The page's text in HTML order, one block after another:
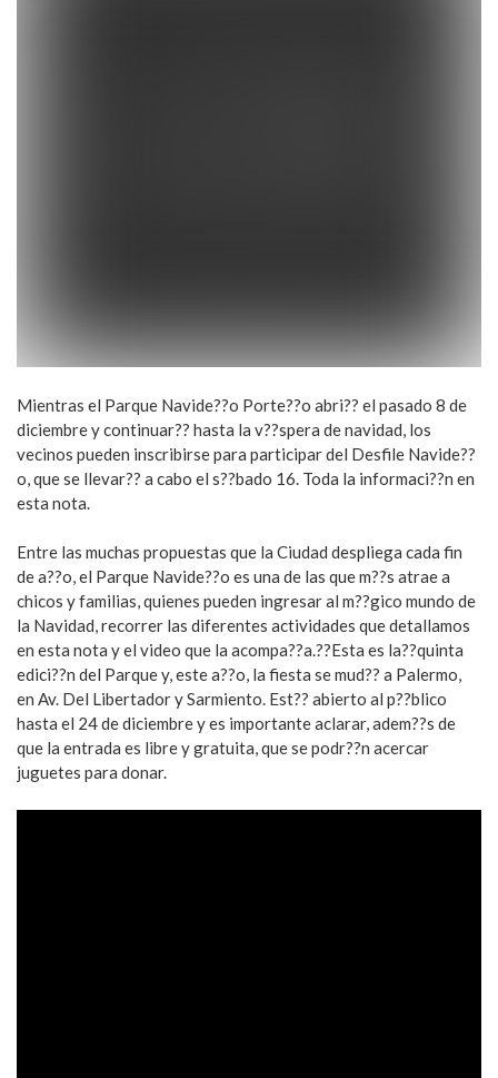
Mientras el Parque Navide??o Porte??o abri?? el pasado 8 de
diciembre y continuar?? hasta la v??spera de navidad, los
vecinos pueden inscribirse para participar del Desfile Navide??
o, que se llevar?? a cabo el s??bado 16. Toda la informaci??n en
esta nota.
Entre las muchas propuestas que la Ciudad despliega cada fin
de a??o, el Parque Navide??o es una de las que m??s atrae a
chicos y familias, quienes pueden ingresar al m??gico mundo de
la Navidad, recorrer las diferentes actividades que detallamos
en esta nota y el video que la acompa??a.??Esta es la??quinta
edici??n del Parque y, este a??o, la fiesta se mud?? a Palermo,
en Av. Del Libertador y Sarmiento. Est?? abierto al p??blico
hasta el 24 de diciembre y es importante aclarar, adem??s de
que la entrada es libre y gratuita, que se podr??n acercar
juguetes para donar.